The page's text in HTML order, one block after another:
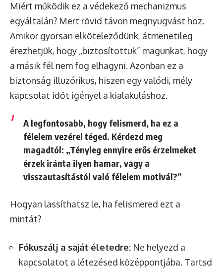
Miért működik ez a védekező mechanizmus
egyáltalán? Mert rövid távon megnyugvást hoz.
Amikor gyorsan elköteleződünk, átmenetileg
érezhetjük, hogy „biztosítottuk” magunkat, hogy
a másik fél nem fog elhagyni. Azonban ez a
biztonság illuzórikus, hiszen egy valódi, mély
kapcsolat időt igényel a kialakuláshoz.
A legfontosabb, hogy felismerd, ha ez a
félelem vezérel téged. Kérdezd meg
magadtól: „Tényleg ennyire erős érzelmeket
érzek iránta ilyen hamar, vagy a
visszautasítástól való félelem motivál?”
Hogyan lassíthatsz le, ha felismered ezt a
mintát?
Fókuszálj a saját életedre: Ne helyezd a
kapcsolatot a létezésed középpontjába. Tartsd